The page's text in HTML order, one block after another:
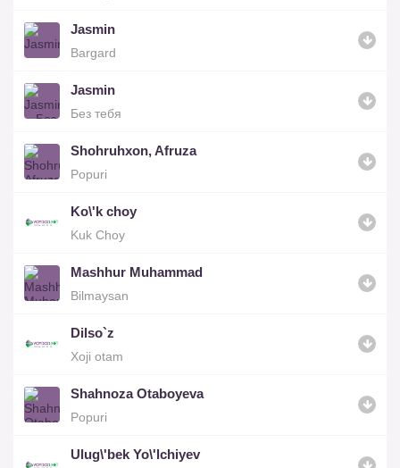
Jasmin
Bargard
Jasmin
Без тебя
Shohruhxon, Afruza
Popuri
Ko\'k choy
Kuk Choy
Mashhur Muhammad
Bilmaysan
Dilso`z
Xoji otam
Shahnoza Otaboyeva
Popuri
Ulug\'bek Yo\'lchiyev